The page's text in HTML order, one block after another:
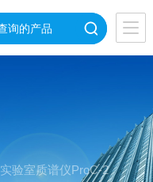
实验室质谱仪ProC-2